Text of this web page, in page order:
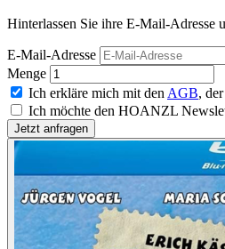
Hinterlassen Sie ihre E-Mail-Adresse
E-Mail-Adresse
Menge
Ich erkläre mich mit den AGB, der
Ich möchte den HOANZL